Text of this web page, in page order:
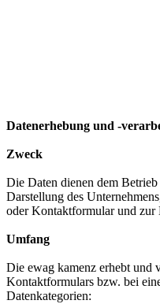
Datenerhebung und -
Zweck
Die Daten dienen dem
Darstellung des
oder Kontaktformular und zur
Umfang
Die ewag kamenz erhebt und
Kontaktformulars bzw. bei
Datenkategorien: